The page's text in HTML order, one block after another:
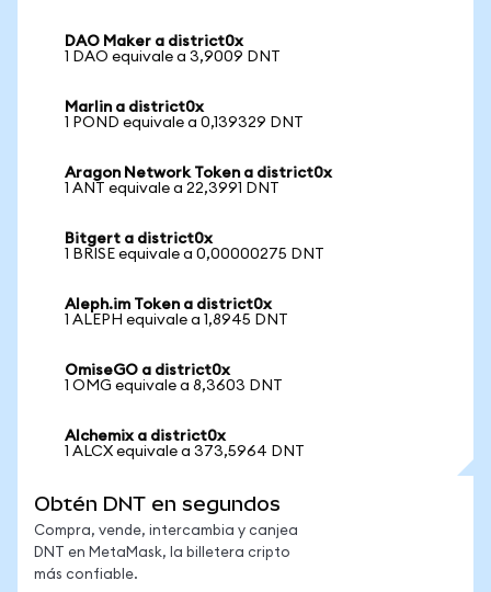
DAO Maker a district0x
1 DAO equivale a 3,9009 DNT
Marlin a district0x
1 POND equivale a 0,139329 DNT
Aragon Network Token a district0x
1 ANT equivale a 22,3991 DNT
Bitgert a district0x
1 BRISE equivale a 0,00000275 DNT
Aleph.im Token a district0x
1 ALEPH equivale a 1,8945 DNT
OmiseGO a district0x
1 OMG equivale a 8,3603 DNT
Alchemix a district0x
1 ALCX equivale a 373,5964 DNT
Obtén DNT en segundos
Compra, vende, intercambia y canjea
DNT en MetaMask, la billetera cripto
más confiable.